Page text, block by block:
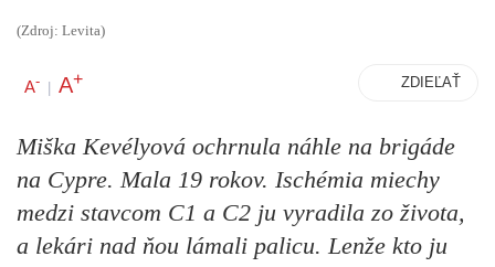
(Zdroj: Levita)
A- | A+ ZDIEĽAŤ
Miška Kevélyová ochrnula náhle na brigáde
na Cypre. Mala 19 rokov. Ischémia miechy
medzi stavcom C1 a C2 ju vyradila zo života,
a lekári nad ňou lámali palicu. Lenže kto ju